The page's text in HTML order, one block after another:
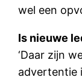
wel een
Is nieuwe
‘Daar zijn
advertentie